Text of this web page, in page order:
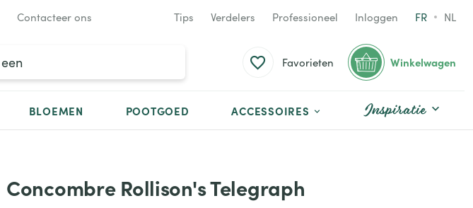
Contacteer ons Tips Verdelers Professioneel Inloggen FR NL
Favorieten Winkelwagen
BLOEMEN POOTGOED ACCESSOIRES Inspiratie
Concombre Rollison's Telegraph